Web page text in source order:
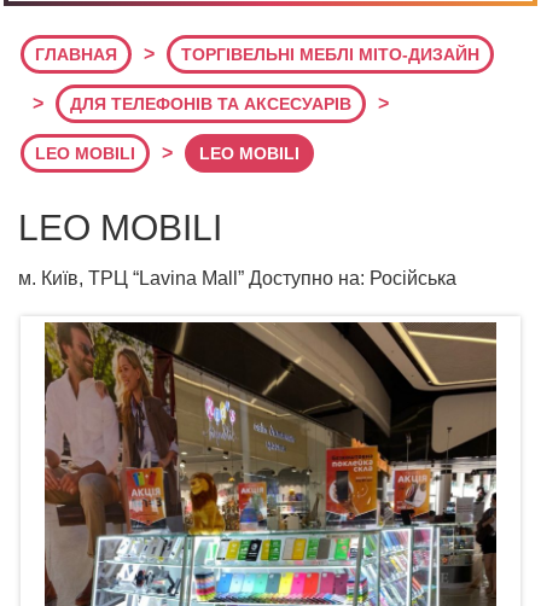
ГЛАВНАЯ > ТОРГІВЕЛЬНІ МЕБЛІ МІТО-ДИЗАЙН
> ДЛЯ ТЕЛЕФОНІВ ТА АКСЕСУАРІВ >
LEO MOBILI > LEO MOBILI
LEO MOBILI
м. Київ, ТРЦ “Lavina Mall” Доступно на: Російська